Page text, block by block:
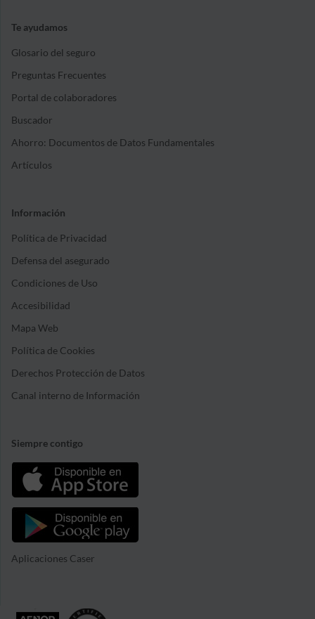
Te ayudamos
Glosario del seguro
Preguntas Frecuentes
Portal de colaboradores
Buscador
Ahorro: Documentos de Datos Fundamentales
Artículos
Información
Política de Privacidad
Defensa del asegurado
Condiciones de Uso
Accesibilidad
Mapa Web
Política de Cookies
Derechos Protección de Datos
Canal interno de Información
Siempre contigo
Aplicaciones Caser